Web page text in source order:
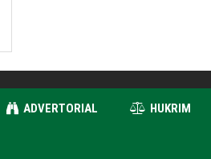
ADVERTORIAL HUKRIM